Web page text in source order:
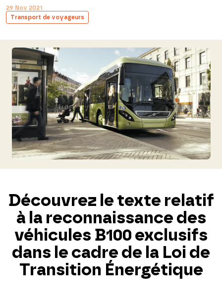
29 Nov 2021
Transport de voyageurs
Découvrez le texte relatif
à la reconnaissance des
véhicules B100 exclusifs
dans le cadre de la Loi de
Transition Énergétique